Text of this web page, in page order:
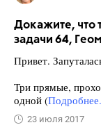
Докажите, что
задачи 64,
Привет.
Три прямые,
одной (
23 июля 2017